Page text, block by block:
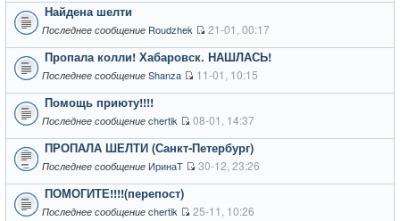
Найдена шелти
Последнее сообщение Roudzhek 21-01, 00:17
Пропала колли! Хабаровск. НАШЛАСЬ!
Последнее сообщение Shanza 11-01, 10:15
Помощь приюту!!!!
Последнее сообщение chertik 08-01, 14:37
ПРОПАЛА ШЕЛТИ (Санкт-Петербург)
Последнее сообщение ИринаТ 30-12, 23:26
ПОМОГИТЕ!!!!(перепост)
Последнее сообщение chertik 25-11, 10:26